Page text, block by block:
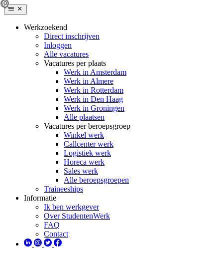
Werkzoekend
Direct inschrijven
Inloggen
Alle vacatures
Vacatures per plaats
Werk in Amsterdam
Werk in Almere
Werk in Rotterdam
Werk in Den Haag
Werk in Groningen
Alle plaatsen
Vacatures per beroepsgroep
Winkel werk
Callcenter werk
Logistiek werk
Horeca werk
Sales werk
Alle beroepsgroepen
Traineeships
Informatie
Ik ben werkgever
Over StudentenWerk
FAQ
Contact